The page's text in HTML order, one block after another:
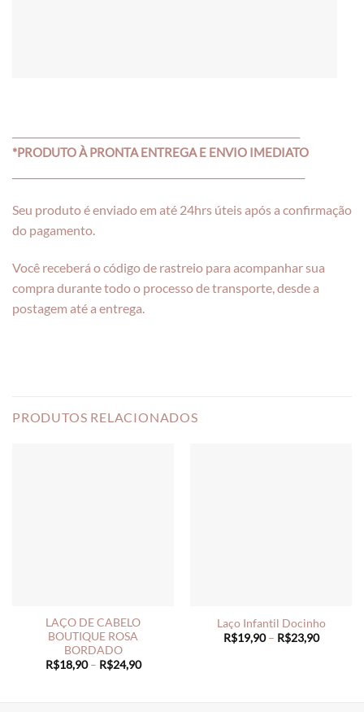
*PRODUTO À PRONTA ENTREGA E ENVIO IMEDIATO
Seu produto é enviado em até 24hrs úteis após a confirmação
do pagamento.
Você receberá o código de rastreio para acompanhar sua
compra durante todo o processo de transporte, desde a
postagem até a entrega.
PRODUTOS RELACIONADOS
LAÇO DE CABELO
BOUTIQUE ROSA
BORDADO
R$18,90 – R$24,90Price
Laço Infantil Docinho
R$19,90 – R$23,90Price